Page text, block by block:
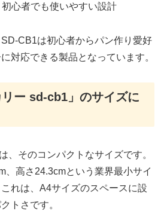
心者でも使いやすい設計
CB1は初心者からパン作り愛好
対応できる製品となっています。
リー sd-cb1」のサイズに
、そのコンパクトなサイズです。
、高さ24.3cmという業界最小サイ
れは、A4サイズのスペースに設
トさです。